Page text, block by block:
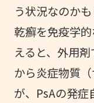
う状況なのかも
乾癬を免疫学
えると、外用
から炎症物質
が、PsAの発